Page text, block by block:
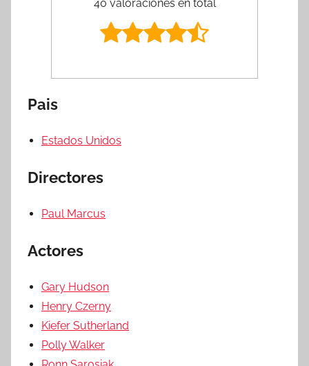
40 valoraciones en total
Pais
Estados Unidos
Directores
Paul Marcus
Actores
Gary Hudson
Henry Czerny
Kiefer Sutherland
Polly Walker